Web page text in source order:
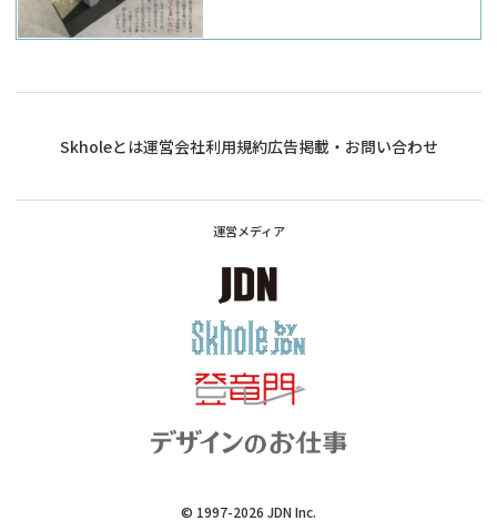
Skholeとは運営会社利用規約広告掲載・お問い合わせ
運営メディア
© 1997-2026 JDN Inc.